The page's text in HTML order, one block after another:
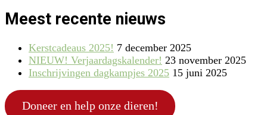
Meest recente nieuws
Kerstcadeaus 2025! 7 december 2025
NIEUW! Verjaardagskalender! 23 november 2025
Inschrijvingen dagkampjes 2025 15 juni 2025
Doneer en help onze dieren!